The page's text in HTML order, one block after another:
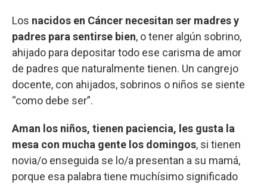
Los nacidos en Cáncer necesitan ser madres y
padres para sentirse bien, o tener algún sobrino,
ahijado para depositar todo ese carisma de amor
de padres que naturalmente tienen. Un cangrejo
docente, con ahijados, sobrinos o niños se siente
“como debe ser”.
Aman los niños, tienen paciencia, les gusta la
mesa con mucha gente los domingos, si tienen
novia/o enseguida se lo/a presentan a su mamá,
porque esa palabra tiene muchísimo significado